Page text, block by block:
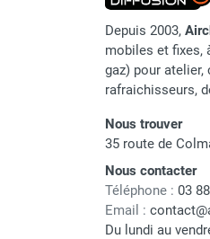
Aérotherme au
Aérotherme
(détente directe)
Chauffage
gaz
Chauffage
Chauffage
étuvage
punaises de lit
Chauffage
Depuis 2003,
mobiles et fixes,
gaz) pour
rafraichisseurs,
Nous trouver
35 route de
Nous contacter
Téléphone : 03
Email :
Du lundi au